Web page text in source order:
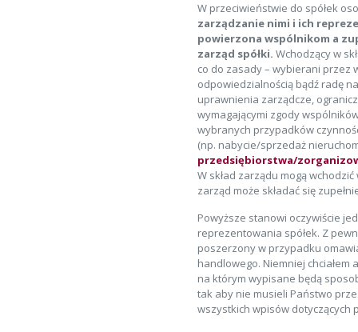
W przeciwieństwie do spółek
zarządzanie nimi i ich
powierzona wspólnikom a
zarząd spółki. Wchodzący w
co do zasady – wybierani przez
odpowiedzialnością bądź radę
uprawnienia zarządcze,
wymagającymi zgody
wybranych przypadków
(np. nabycie/sprzedaż
przedsiębiorstwa/
W skład zarządu mogą
zarząd może składać się
Powyższe stanowi oczywiście
reprezentowania spółek. Z
poszerzony w przypadku
handlowego. Niemniej chciałem
na którym wypisane będą
tak aby nie musieli Państwo
wszystkich wpisów dotyczących